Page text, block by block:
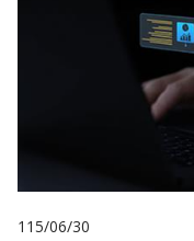
115/06/30